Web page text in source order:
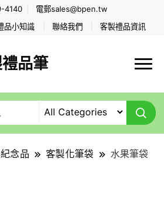
4140 電郵sales@bpen.tw
品小知識 聯絡我們 客製禮品資訊
品筆
念品 客製化筆袋 水果筆袋